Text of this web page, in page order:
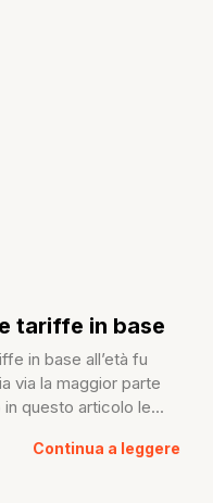
tariffe in base
in base all’età fu
via la maggior parte
questo articolo le...
Continua a leggere